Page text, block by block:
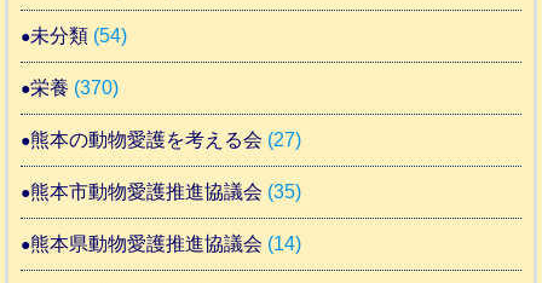
未分類 (54)
栄養 (370)
熊本の動物愛護を考える会 (27)
熊本市動物愛護推進協議会 (35)
熊本県動物愛護推進協議会 (14)